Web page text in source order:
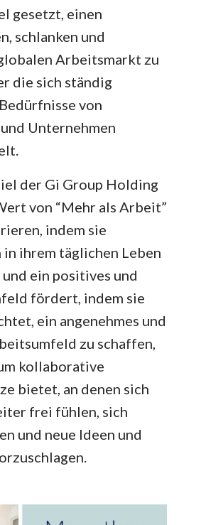
gesetzt, einen
schlanken und
Arbeitsmarkt zu
die sich ständig
von
Unternehmen
der Gi Group Holding
von “Mehr als Arbeit”
indem sie
in ihrem täglichen Leben
ein positives und
fördert, indem sie
ein angenehmes und
zu schaffen,
kollaborative
bietet, an denen sich
frei fühlen, sich
und neue Ideen und